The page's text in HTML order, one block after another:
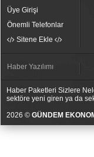
Üye Girişi
Önemli Telefonlar
Sitene Ekle
Haber Yazılımı
Haber Paketleri Sizlere
sektöre yeni giren ya da
2026 © GÜNDEM